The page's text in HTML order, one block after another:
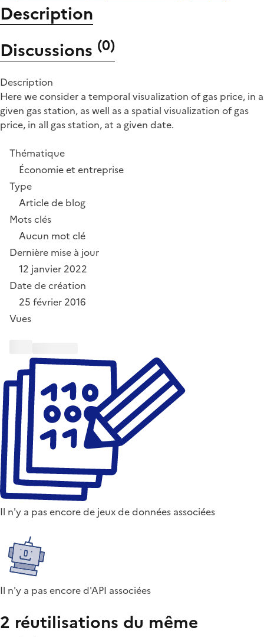
Description
Discussions (0)
Description
Here we consider a temporal visualization of gas price, in a
given gas station, as well as a spatial visualization of gas
price, in all gas station, at a given date.
Thématique
Économie et entreprise
Type
Article de blog
Mots clés
Aucun mot clé
Dernière mise à jour
12 janvier 2022
Date de création
25 février 2016
Vues
Il n'y a pas encore de jeux de données associées
Il n'y a pas encore d'API associées
2 réutilisations du même